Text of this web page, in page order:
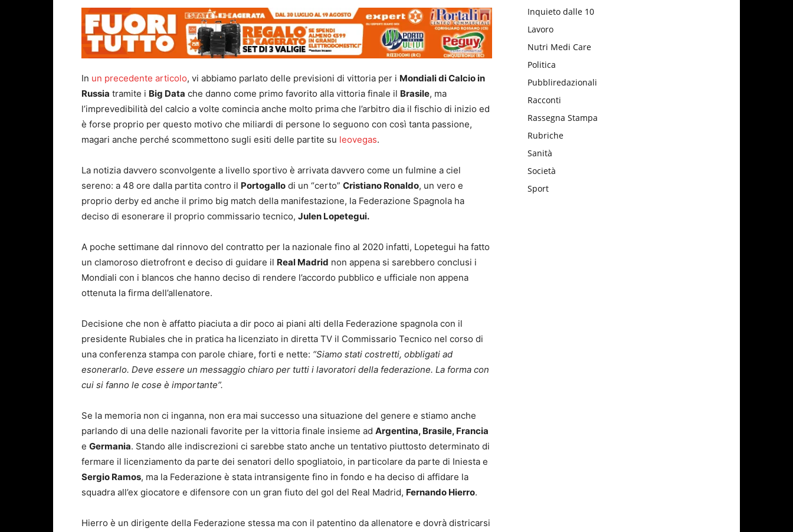
In un precedente articolo, vi abbiamo parlato delle previsioni di vittoria per i Mondiali di Calcio in
Russia tramite i Big Data che danno come primo favorito alla vittoria finale il Brasile, ma
l’imprevedibilità del calcio a volte comincia anche molto prima che l’arbitro dia il fischio di inizio ed
è forse proprio per questo motivo che miliardi di persone lo seguono con così tanta passione,
magari anche perché scommettono sugli esiti delle partite su leovegas.
La notizia davvero sconvolgente a livello sportivo è arrivata davvero come un fulmine a ciel
sereno: a 48 ore dalla partita contro il Portogallo di un “certo” Cristiano Ronaldo, un vero e
proprio derby ed anche il primo big match della manifestazione, la Federazione Spagnola ha
deciso di esonerare il proprio commissario tecnico, Julen Lopetegui.
A poche settimane dal rinnovo del contratto per la nazionale fino al 2020 infatti, Lopetegui ha fatto
un clamoroso dietrofront e deciso di guidare il Real Madrid non appena si sarebbero conclusi i
Mondiali con i blancos che hanno deciso di rendere l’accordo pubblico e ufficiale non appena
ottenuta la firma dell’allenatore.
Decisione che non è affatto piaciuta a dir poco ai piani alti della Federazione spagnola con il
presidente Rubiales che in pratica ha licenziato in diretta TV il Commissario Tecnico nel corso di
una conferenza stampa con parole chiare, forti e nette: “Siamo stati costretti, obbligati ad
esonerarlo. Deve essere un messaggio chiaro per tutti i lavoratori della federazione. La forma con
cui si fanno le cose è importante”.
Se la memoria non ci inganna, non era mai successo una situazione del genere e stiamo anche
parlando di una delle nazionali favorite per la vittoria finale insieme ad Argentina, Brasile, Francia
e Germania. Stando alle indiscrezioni ci sarebbe stato anche un tentativo piuttosto determinato di
fermare il licenziamento da parte dei senatori dello spogliatoio, in particolare da parte di Iniesta e
Sergio Ramos, ma la Federazione è stata intransigente fino in fondo e ha deciso di affidare la
squadra all’ex giocatore e difensore con un gran fiuto del gol del Real Madrid, Fernando Hierro.
Hierro è un dirigente della Federazione stessa ma con il patentino da allenatore e dovrà districarsi
Inquieto dalle 10
Lavoro
Nutri Medi Care
Politica
Pubbliredazionali
Racconti
Rassegna Stampa
Rubriche
Sanità
Società
Sport